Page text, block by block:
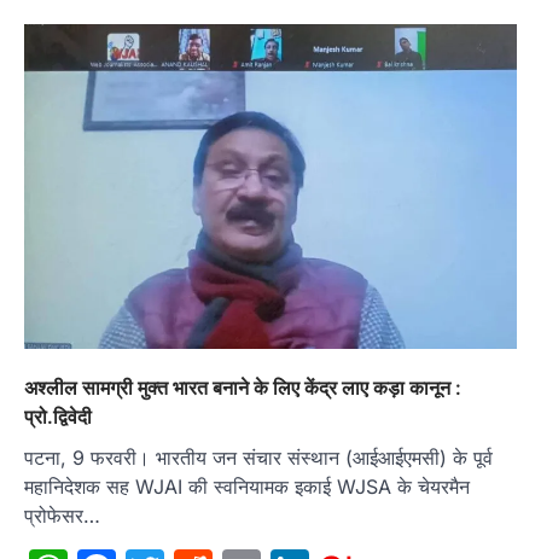
अश्लील सामग्री मुक्त भारत बनाने के लिए केंद्र लाए कड़ा कानून :
प्रो.द्विवेदी
पटना, 9 फरवरी। भारतीय जन संचार संस्थान (आईआईएमसी) के पूर्व
महानिदेशक सह WJAI की स्वनियामक इकाई WJSA के चेयरमैन
प्रोफेसर…